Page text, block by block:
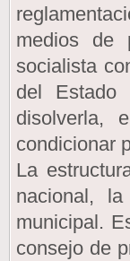
medios de
socialista
del Estado
disolverla,
condicionar
La
nacional,
municipal.
consejo de